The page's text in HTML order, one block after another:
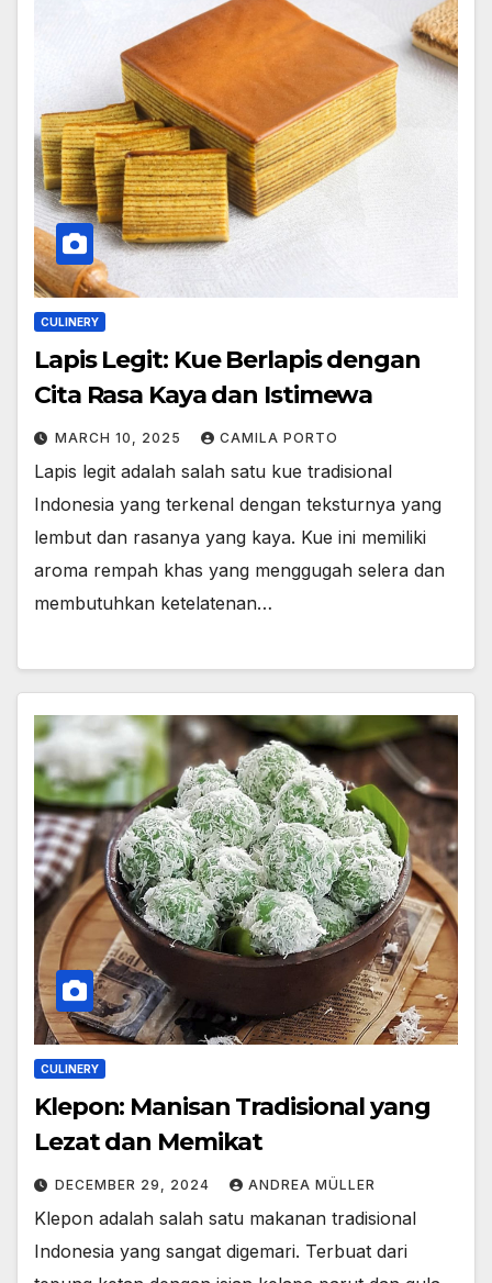
CULINERY
Lapis Legit: Kue Berlapis dengan
Cita Rasa Kaya dan Istimewa
MARCH 10, 2025 CAMILA PORTO
Lapis legit adalah salah satu kue tradisional
Indonesia yang terkenal dengan teksturnya yang
lembut dan rasanya yang kaya. Kue ini memiliki
aroma rempah khas yang menggugah selera dan
membutuhkan ketelatenan…
CULINERY
Klepon: Manisan Tradisional yang
Lezat dan Memikat
DECEMBER 29, 2024 ANDREA MÜLLER
Klepon adalah salah satu makanan tradisional
Indonesia yang sangat digemari. Terbuat dari